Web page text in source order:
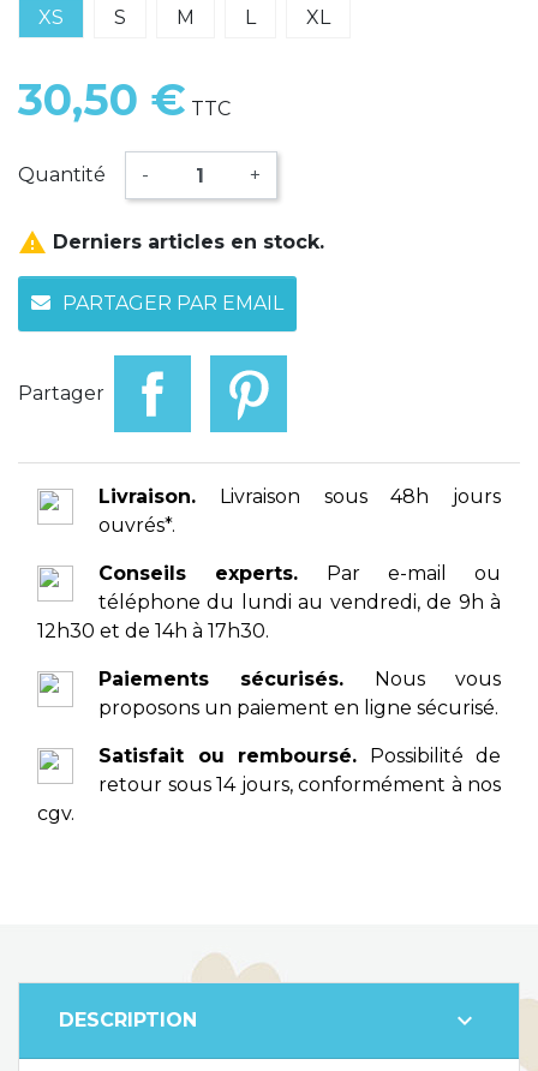
XS
S M L XL
30,50 € TTC
Quantité - +
 Derniers articles en stock.
PARTAGER PAR EMAIL
Partager
Livraison. Livraison sous 48h jours
ouvrés*.
Conseils experts. Par e-mail ou
téléphone du lundi au vendredi, de 9h à
12h30 et de 14h à 17h30.
Paiements sécurisés. Nous vous
proposons un paiement en ligne sécurisé.
Satisfait ou remboursé. Possibilité de
retour sous 14 jours, conformément à nos
cgv.
DESCRIPTION expand_more